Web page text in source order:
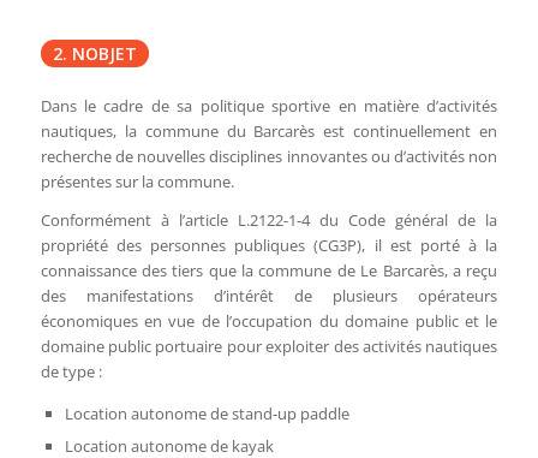
2. NOBJET
Dans le cadre de sa politique sportive en matière d’activités
nautiques, la commune du Barcarès est continuellement en
recherche de nouvelles disciplines innovantes ou d’activités non
présentes sur la commune.
Conformément à l’article L.2122-1-4 du Code général de la
propriété des personnes publiques (CG3P), il est porté à la
connaissance des tiers que la commune de Le Barcarès, a reçu
des manifestations d’intérêt de plusieurs opérateurs
économiques en vue de l’occupation du domaine public et le
domaine public portuaire pour exploiter des activités nautiques
de type :
Location autonome de stand-up paddle
Location autonome de kayak